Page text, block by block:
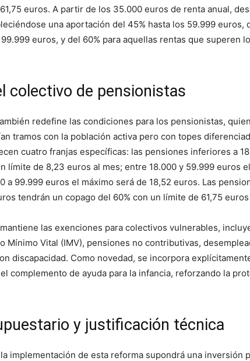
euros. A partir de los 35.000 euros de renta anual,
una aportación del 45% hasta los 59.999 euros,
euros, y del 60% para aquellas rentas que superen
colectivo de pensionistas
redefine las condiciones para los pensionistas,
tramos con la población activa pero con topes
cuatro franjas específicas: las pensiones inferiores a
límite de 8,23 euros al mes; entre 18.000 y 59.999 euros
a 99.999 euros el máximo será de 18,52 euros. Las
tendrán un copago del 60% con un límite de 61,75
las exenciones para colectivos vulnerables,
Mínimo Vital (IMV), pensiones no contributivas,
discapacidad. Como novedad, se incorpora
complemento de ayuda para la infancia, reforzando la
y justificación técnica
implementación de esta reforma supondrá una inversión